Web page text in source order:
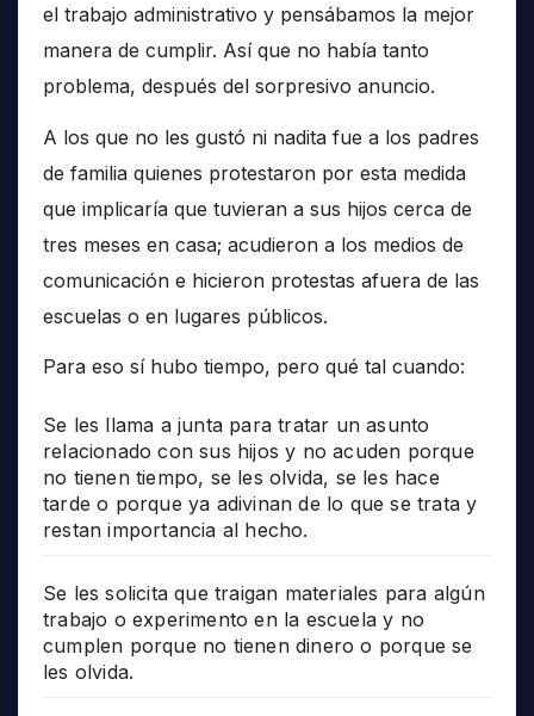
el trabajo administrativo y pensábamos la mejor
manera de cumplir. Así que no había tanto
problema, después del sorpresivo anuncio.
A los que no les gustó ni nadita fue a los padres
de familia quienes protestaron por esta medida
que implicaría que tuvieran a sus hijos cerca de
tres meses en casa; acudieron a los medios de
comunicación e hicieron protestas afuera de las
escuelas o en lugares públicos.
Para eso sí hubo tiempo, pero qué tal cuando:
Se les llama a junta para tratar un asunto
relacionado con sus hijos y no acuden porque
no tienen tiempo, se les olvida, se les hace
tarde o porque ya adivinan de lo que se trata y
restan importancia al hecho.
Se les solicita que traigan materiales para algún
trabajo o experimento en la escuela y no
cumplen porque no tienen dinero o porque se
les olvida.